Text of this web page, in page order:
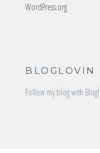
WordPress.org
BLOGLOVIN
Follow my blog with